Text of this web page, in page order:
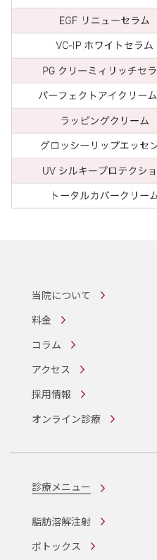
当院について
料金
コラム
アクセス
採用情報
オンライン診療
診療メニュー
脂肪溶解注射
ボトックス